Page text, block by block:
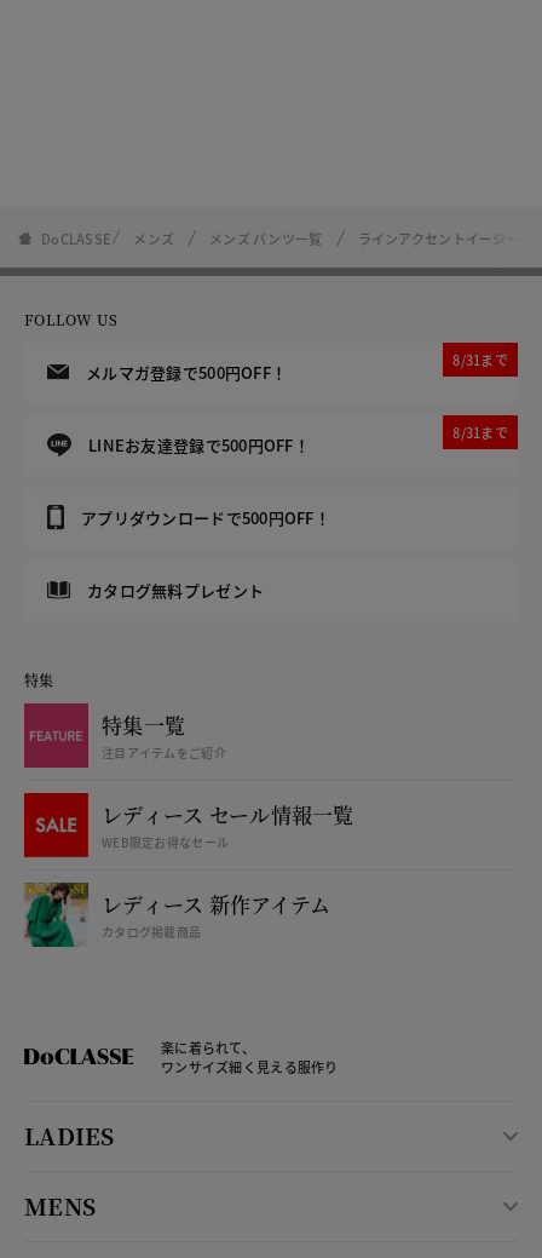
DoCLASSE メンズ メンズ パンツ一覧 ラインアクセントイージーシ
FOLLOW US
メルマガ登録で500円OFF！
8/31まで
LINEお友達登録で500円OFF！
8/31まで
アプリダウンロードで500円OFF！
カタログ無料プレゼント
特集
特集一覧
注目アイテムをご紹介
レディース セール情報一覧
WEB限定お得なセール
レディース 新作アイテム
カタログ掲載商品
楽に着られて、
ワンサイズ細く見える服作り
LADIES
MENS